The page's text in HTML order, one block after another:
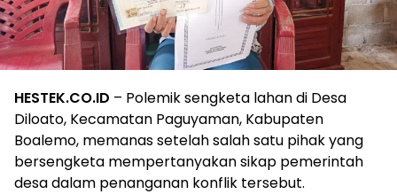
HESTEK.CO.ID – Polemik sengketa lahan di Desa
Diloato, Kecamatan Paguyaman, Kabupaten
Boalemo, memanas setelah salah satu pihak yang
bersengketa mempertanyakan sikap pemerintah
desa dalam penanganan konflik tersebut.